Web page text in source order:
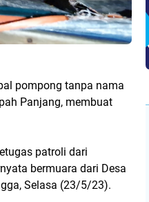
pompong tanpa nama
Panjang, membuat
patroli dari
bermuara dari Desa
Selasa (23/5/23).